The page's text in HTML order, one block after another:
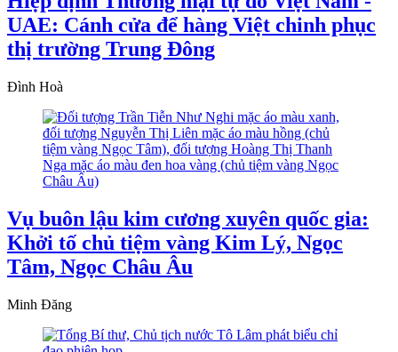
UAE: Cánh cửa để hàng Việt chinh phục
thị trường Trung Đông
Đình Hoà
Vụ buôn lậu kim cương xuyên quốc gia:
Khởi tố chủ tiệm vàng Kim Lý, Ngọc
Tâm, Ngọc Châu Âu
Minh Đăng